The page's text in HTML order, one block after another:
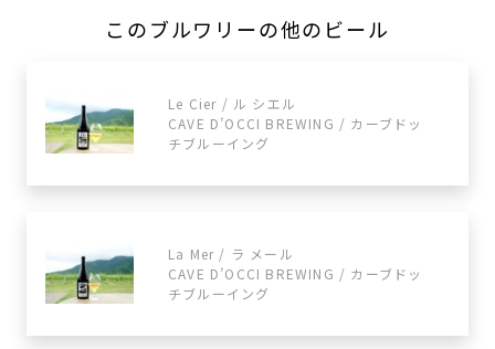
このブルワリーの他のビール
Le Cier / ル シエル
CAVE D’OCCI BREWING / カーブドッ
チブルーイング
La Mer / ラ メール
CAVE D’OCCI BREWING / カーブドッ
チブルーイング